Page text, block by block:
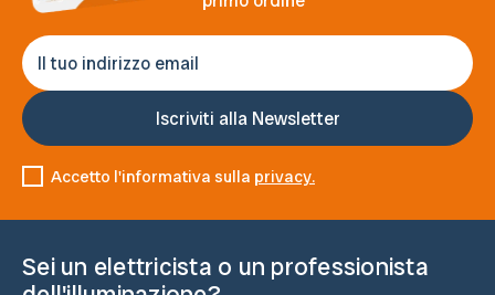
Accetto l'informativa sulla privacy.
Sei un elettricista o un professionista